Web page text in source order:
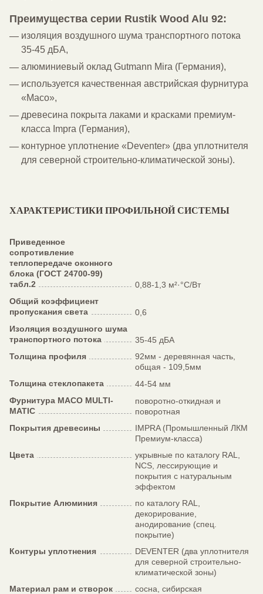
Преимущества серии Rustik Wood Alu 92:
изоляция воздушного шума транспортного потока
35-45 дБА,
алюминиевый оклад Gutmann Mira (Германия),
используется качественная австрийская фурнитура
«Maco»,
древесина покрыта лаками и красками премиум-
класса Impra (Германия),
контурное уплотнение «Deventer» (два уплотнителя
для северной строительно-климатической зоны).
ХАРАКТЕРИСТИКИ ПРОФИЛЬНОЙ СИСТЕМЫ
Приведенное
сопротивление
теплопередаче оконного
блока (ГОСТ 24700-99)
табл.2
0,88-1,3 м²·°C/Вт
Общий коэффициент
пропускания света
0,6
Изоляция воздушного шума
транспортного потока
35-45 дБА
Толщина профиля
92мм - деревянная часть,
общая - 109,5мм
Толщина стеклопакета
44-54 мм
Фурнитура MACO MULTI-
MATIC
поворотно-откидная и
поворотная
Покрытия древесины
IMPRA (Промышленный ЛКМ
Премиум-класса)
Цвета
укрывные по каталогу RAL,
NCS, лессирующие и
покрытия с натуральным
эффектом
Покрытие Алюминия
по каталогу RAL,
декорирование,
анодирование (спец.
покрытие)
Контуры уплотнения
DEVENTER (два уплотнителя
для северной строительно-
климатической зоны)
Материал рам и створок
сосна, сибирская